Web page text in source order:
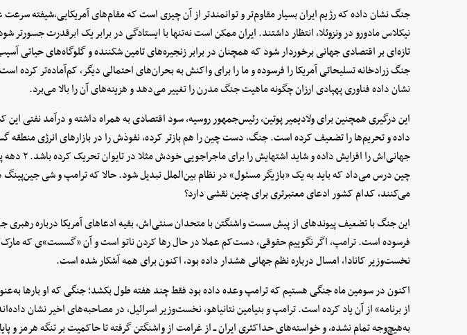
جنگ نشان داده که رژیم ایران بسیار مقاوم‌تر و توانمندتر از آن چیزی است که مقام‌های آمریکایی،شیفته
نیکلاس مادورو در ونزوئلا، انتظار داشتند. ایران ممکن است نه‌تنها با ایستادگی در برابر یک ابرقدرت جسورتر
تازه‌ای بر اقتصادی جهانی برخوردار شود که همچنان در برابر زنجیره‌های تامین شکننده و گلوگاه‌های حیاتی
جنگ زرادخانه تسلیحاتی آمریکا را فرسوده و ما را برای واکنش به بحران‌های احتمالی دیگر، کم‌آماده‌تر کرده
نشان داده فناوری پهپادی ارزان چگونه ماهیت جنگ مدرن را تغییر می‌دهد و هزینه‌های آن را بالا می‌برد.
این درگیری همچنین برای ولادیمیر پوتین، رئیس‌جمهور روسیه، سود اقتصادی به همراه داشته و درآمد نفتی این
داده و تحریم‌ها را تضعیف کرده است. جنگ، دست چین را هم بازتر کرده، نفوذش را در بازارهای انرژی منطقه
جهانی‌اش را افزایش داده و
چین درس می‌داد که باید به یک «بازیگر مسئول» در نظام بین‌الملل تبدیل شود. حالا که ترامپ و شی جین‌پینگ
می‌کنند، کدام کشور ادعای معتبرتری برای چنین نقشی دارد؟
این جنگ با تضعیف پیوندهای از پیش سست واشنگتن با متحدان سنتی‌اش، بقیه ادعاهای آمریکا درباره رهبری
فرسوده است. ترامپ، اگر نگوییم حقوقی، دست‌کم عملا در حال رها کردن ناتو است و آن «گسست»ی که مارک
نخست‌وزیر کانادا، امسال درباره نظم جهانی هشدار داده بود، اکنون برای همه آشکار شده است.
اکنون در سومین ماه جنگی هستیم که ترامپ وعده داده بود فقط چند هفته طول بکشد؛ جنگی که او بارها
از برنامه» از آن یاد کرده است. ترامپ و بنیامین نتانیاهو، نخست‌وزیر اسرائیل، در مصاحبه‌های اخیر نشان
به‌هیچ‌وجه تمام نشده، و خواسته‌های حداکثری ایران ــ از غرامت از واشنگتن گرفته تا حاکمیت بر تنگه هرمز و